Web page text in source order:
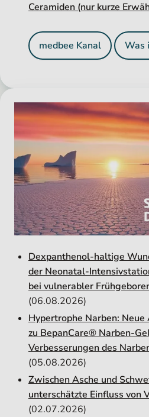
Ceramiden (nur kurze
medbee Kanal Was
Dexpanthenol-haltige
der Neonatal-
bei vulnerabler
(06.08.2026)
Hypertrophe Narben:
zu BepanCare® Narben-
Verbesserungen des
(05.08.2026)
Zwischen Asche und
unterschätzte Einfluss von
(02.07.2026)